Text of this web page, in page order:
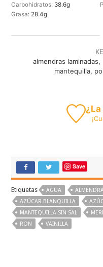
Carbohidratos: 38.6g
Grasa: 28.4g
almendras
mantequilla,
¿La
¡
Save
Etiquetas AGUA
AZÚCAR BLANQUILLA
MANTEQUILLA SIN SAL
RON
VAINILLA